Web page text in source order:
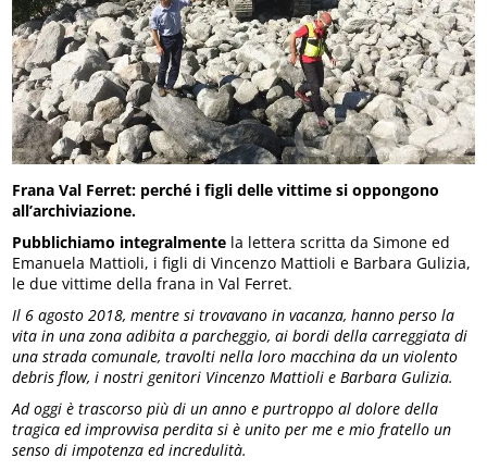
Frana Val Ferret: perché i figli delle vittime si oppongono
all’archiviazione.
Pubblichiamo integralmente la lettera scritta da Simone ed
Emanuela Mattioli, i figli di Vincenzo Mattioli e Barbara Gulizia,
le due vittime della frana in Val Ferret.
Il 6 agosto 2018, mentre si trovavano in vacanza, hanno perso la
vita in una zona adibita a parcheggio, ai bordi della carreggiata di
una strada comunale, travolti nella loro macchina da un violento
debris flow, i nostri genitori Vincenzo Mattioli e Barbara Gulizia.
Ad oggi è trascorso più di un anno e purtroppo al dolore della
tragica ed improvvisa perdita si è unito per me e mio fratello un
senso di impotenza ed incredulità.